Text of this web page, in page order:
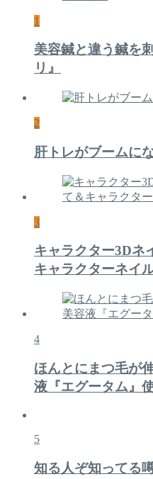
1
美容鍼と違う鍼を
リ』
2
肝トレがブームに
3
キャラクター3Dネ
キャラクターネイ
4
ほんとにまつ毛が
液『エグータム』
5
知る人ぞ知ってる